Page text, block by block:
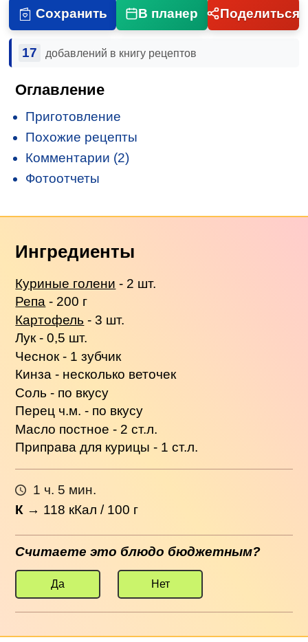
Сохранить В планер Поделиться
17 добавлений в книгу рецептов
Оглавление
Приготовление
Похожие рецепты
Комментарии (2)
Фотоотчеты
Ингредиенты
Куриные голени - 2 шт.
Репа - 200 г
Картофель - 3 шт.
Лук - 0,5 шт.
Чеснок - 1 зубчик
Кинза - несколько веточек
Соль - по вкусу
Перец ч.м. - по вкусу
Масло постное - 2 ст.л.
Приправа для курицы - 1 ст.л.
1 ч. 5 мин.
К → 118 кКал / 100 г
Считаете это блюдо бюджетным?
Да Нет